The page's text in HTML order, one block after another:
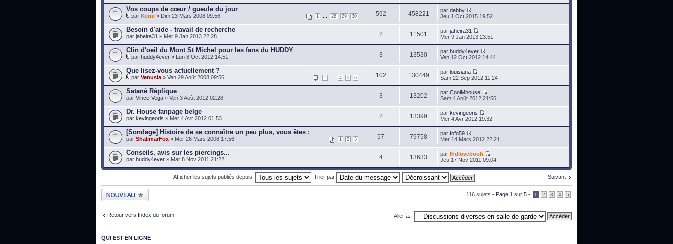
Vos coups de cœur / gueule du jour
1 28 29 30
par Kerni » Dim 23 Mars 2008 09:56 592 458221 par debby
Jeu 1 Oct 2015 19:52
Besoin d'aide - travail de recherche
par jaheira31 » Mer 9 Jan 2013 22:28 2 11501 par jaheira31
Mer 9 Jan 2013 23:51
Clin d'oeil du Mont St Michel pour les fans du HUDDY
par huddy4ever » Lun 8 Oct 2012 14:51 3 13530 par huddy4ever
Ven 12 Oct 2012 14:44
Que lisez-vous actuellement ?
1 4 5 6
par Venusia » Ven 29 Août 2008 09:56 102 130449 par louisiana
Sam 22 Sep 2012 11:24
Satané Réplique
par Vince-Vega » Ven 3 Août 2012 02:28 3 13202 par CoolMhouse
Sam 4 Août 2012 21:56
Dr. House fanpage belge
par kevingeoris » Mer 4 Avr 2012 01:53 2 13399 par kevingeoris
Mer 4 Avr 2012 19:32
[Sondage] Histoire de se connaître un peu plus, vous êtes :
1 2 3
par ShalimarFox » Mer 26 Mars 2008 17:56 57 79758 par fofo59
Mer 14 Mars 2012 22:21
Conseils, avis sur les piercings...
par huddy4ever » Mar 8 Nov 2011 21:22 4 13633 par lhdlovebooh
Jeu 17 Nov 2011 09:04
Suivant
Afficher les sujets publiés depuis: Trier par
Publier un nouveau
sujet
116 sujets • Page 1 sur 5 • 1 2 3 4 5
Retour vers Index du forum Aller à:
QUI EST EN LIGNE